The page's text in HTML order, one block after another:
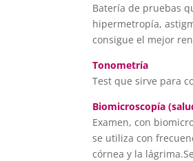
Batería de pruebas
hipermetropía,
consigue el mejor
Tonometría
Test que sirve para
Biomicroscopía
Examen, con
se utiliza con
córnea y la